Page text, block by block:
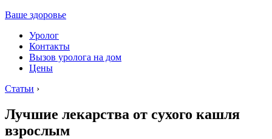
Ваше здоровье
Уролог
Контакты
Вызов уролога на дом
Цены
Статьи ›
Лучшие лекарства от сухого кашля
взрослым